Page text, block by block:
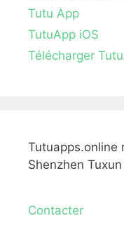
Tutu App
TutuApp iOS
Télécharger
Tutuapps.online
Shenzhen
Contacter